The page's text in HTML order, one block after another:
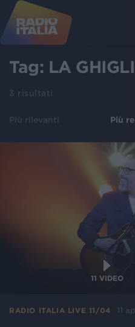
Tag: LA
3 risultati
Più rilevanti Più
RADIO ITALIA LIVE 11/04 11
11 VIDEO